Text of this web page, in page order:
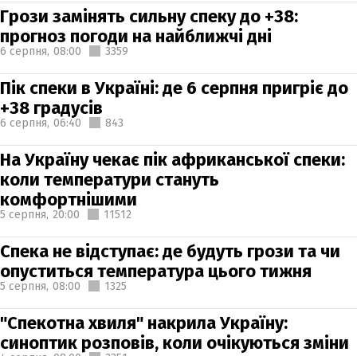
Грози замінять сильну спеку до +38:
прогноз погоди на найближчі дні
6 серпня, 08:00 3359
Пік спеки в Україні: де 6 серпня пригріє до
+38 градусів
6 серпня, 06:40 843
На Україну чекає пік африканської спеки:
коли температури стануть
комфортнішими
5 серпня, 20:00 11512
Спека не відступає: де будуть грози та чи
опуститься температура цього тижня
5 серпня, 08:00 1325
"Спекотна хвиля" накрила Україну:
синоптик розповів, коли очікуються зміни